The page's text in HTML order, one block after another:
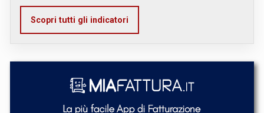
Scopri tutti gli indicatori